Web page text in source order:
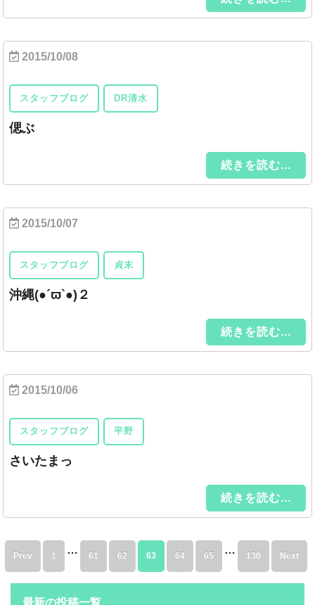
2015/10/08
スタッフブログ DR清水
偲ぶ
続きを読む...
2015/10/07
スタッフブログ 貞末
沖縄(●´ϖ`●)２
続きを読む...
2015/10/06
スタッフブログ 平野
さいたまっ
続きを読む...
Prev 1 … 61 62 63 64 65 … 130 Next